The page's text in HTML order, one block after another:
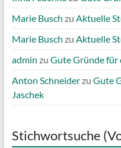
Marie Busch zu Aktuelle
Marie Busch zu Aktuelle
admin zu Gute Gründe für
Anton Schneiderzu Gute
Jaschek
Stichwortsuche